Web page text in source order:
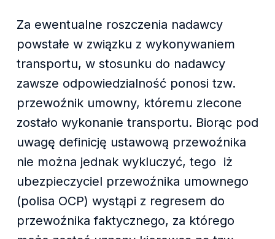
Za ewentualne roszczenia nadawcy
powstałe w związku z wykonywaniem
transportu, w stosunku do nadawcy
zawsze odpowiedzialność ponosi tzw.
przewoźnik umowny, któremu zlecone
zostało wykonanie transportu. Biorąc pod
uwagę definicję ustawową przewoźnika
nie można jednak wykluczyć, tego iż
ubezpieczyciel przewoźnika umownego
(polisa OCP) wystąpi z regresem do
przewoźnika faktycznego, za którego